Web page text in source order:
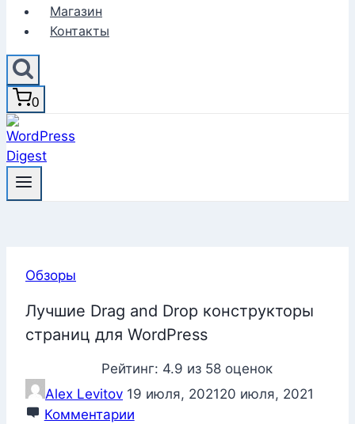
Магазин
Контакты
0
Обзоры
Лучшие Drag and Drop конструкторы
страниц для WordPress
Рейтинг: 4.9 из 58 оценок
Alex Levitov 19 июля, 202120 июля, 2021
Комментарии